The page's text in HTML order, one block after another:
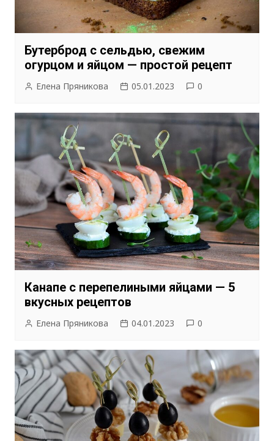
Бутерброд с сельдью, свежим
огурцом и яйцом — простой рецепт
Елена Пряникова 05.01.2023 0
Канапе с перепелиными яйцами — 5
вкусных рецептов
Елена Пряникова 04.01.2023 0